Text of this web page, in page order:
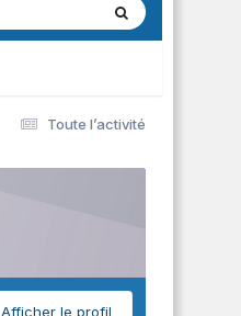
Toute l’activité
Afficher le profil